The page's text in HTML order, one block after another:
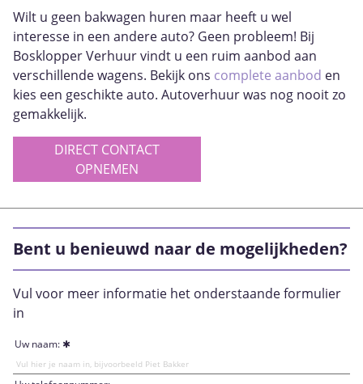
Wilt u geen bakwagen huren maar heeft u wel
interesse in een andere auto? Geen probleem! Bij
Bosklopper Verhuur vindt u een ruim aanbod aan
verschillende wagens. Bekijk ons complete aanbod en
kies een geschikte auto. Autoverhuur was nog nooit zo
gemakkelijk.
DIRECT CONTACT
OPNEMEN
Bent u benieuwd naar de mogelijkheden?
Vul voor meer informatie het onderstaande formulier
in
Uw naam: